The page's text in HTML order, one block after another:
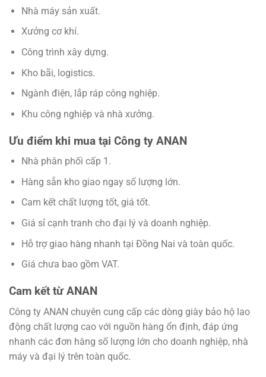
Nhà máy sản xuất.
Xưởng cơ khí.
Công trình xây dựng.
Kho bãi, logistics.
Ngành điện, lắp ráp công nghiệp.
Khu công nghiệp và nhà xưởng.
Ưu điểm khi mua tại Công ty ANAN
Nhà phân phối cấp 1.
Hàng sẵn kho giao ngay số lượng lớn.
Cam kết chất lượng tốt, giá tốt.
Giá sỉ cạnh tranh cho đại lý và doanh nghiệp.
Hỗ trợ giao hàng nhanh tại Đồng Nai và toàn quốc.
Giá chưa bao gồm VAT.
Cam kết từ ANAN
Công ty ANAN chuyên cung cấp các dòng giày bảo hộ lao
động chất lượng cao với nguồn hàng ổn định, đáp ứng
nhanh các đơn hàng số lượng lớn cho doanh nghiệp, nhà
máy và đại lý trên toàn quốc.